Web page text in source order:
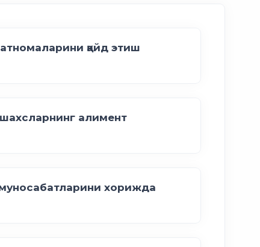
қайд этиш
алимент
хорижда